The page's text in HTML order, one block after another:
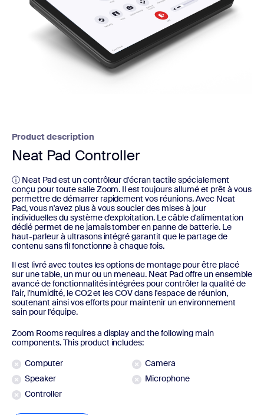
Product description
Neat Pad Controller
ⓘ Neat Pad est un contrôleur d'écran tactile spécialement
conçu pour toute salle Zoom. Il est toujours allumé et prêt à vous
permettre de démarrer rapidement vos réunions. Avec Neat
Pad, vous n'avez plus à vous soucier des mises à jour
individuelles du système d'exploitation. Le câble d'alimentation
dédié permet de ne jamais tomber en panne de batterie. Le
haut-parleur à ultrasons intégré garantit que le partage de
contenu sans fil fonctionne à chaque fois.
Il est livré avec toutes les options de montage pour être placé
sur une table, un mur ou un meneau. Neat Pad offre un ensemble
avancé de fonctionnalités intégrées pour contrôler la qualité de
l'air, l'humidité, le CO2 et les COV dans l'espace de réunion,
soutenant ainsi vos efforts pour maintenir un environnement
sain pour l'équipe.
Zoom Rooms requires a display and the following main
components. This product includes:
Computer
Camera
Speaker
Microphone
Controller